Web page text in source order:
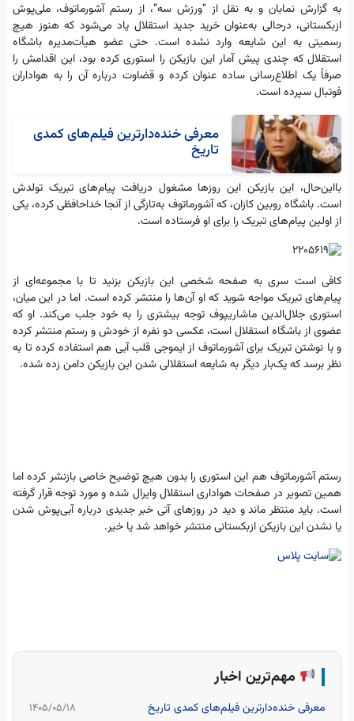
به گزارش نمابان و به نقل از “ورزش سه”، از رستم آشورماتوف، ملی‌پوش
ازبکستانی، درحالی به‌عنوان خرید جدید استقلال یاد می‌شود که هنوز هیچ
رسمیتی به این شایعه وارد نشده است. حتی عضو هیأت‌مدیره باشگاه
استقلال که چندی پیش آمار این بازیکن را استوری کرده بود، این اقدامش را
صرفاً یک اطلاع‌رسانی ساده عنوان کرده و قضاوت درباره آن را به هواداران
فوتبال سپرده است.
معرفی خنده‌دارترین فیلم‌های کمدی
تاریخ
بااین‌حال، این بازیکن این روزها مشغول دریافت پیام‌های تبریک تولدش
است. باشگاه روبین کازان، که آشورماتوف به‌تازگی از آنجا خداحافظی کرده، یکی
از اولین پیام‌های تبریک را برای او فرستاده است.
کافی است سری به صفحه شخصی این بازیکن بزنید تا با مجموعه‌ای از
پیام‌های تبریک مواجه شوید که او آن‌ها را منتشر کرده است. اما در این میان،
استوری جلال‌الدین ماشاریپوف توجه بیشتری را به خود جلب می‌کند. او که
عضوی از باشگاه استقلال است، عکسی دو نفره از خودش و رستم منتشر کرده
و با نوشتن تبریک برای آشورماتوف از ایموجی قلب آبی هم استفاده کرده تا به
نظر برسد که یک‌بار دیگر به شایعه استقلالی شدن این بازیکن دامن زده شده.
رستم آشورماتوف هم این استوری را بدون هیچ توضیح خاصی بازنشر کرده اما
همین تصویر در صفحات هواداری استقلال وایرال شده و مورد توجه قرار گرفته
است. باید منتظر ماند و دید در روزهای آتی خبر جدیدی درباره آبی‌پوش شدن
یا نشدن این بازیکن ازبکستانی منتشر خواهد شد یا خیر.
مهم‌ترین اخبار
معرفی خنده‌دارترین فیلم‌های کمدی تاریخ ۱۴۰۵/۰۵/۱۸